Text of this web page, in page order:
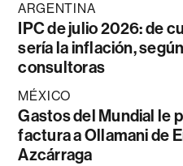
ARGENTINA
IPC de julio 2026: de
sería la inflación,
consultoras
MÉXICO
Gastos del Mundial le
factura a Ollamani de
Azcárraga